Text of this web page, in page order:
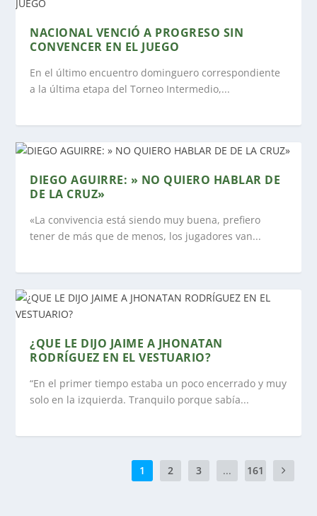
NACIONAL VENCIÓ A PROGRESO SIN
CONVENCER EN EL JUEGO
En el último encuentro dominguero correspondiente
a la última etapa del Torneo Intermedio,...
DIEGO AGUIRRE: » NO QUIERO HABLAR DE
DE LA CRUZ»
«La convivencia está siendo muy buena, prefiero
tener de más que de menos, los jugadores van...
¿QUE LE DIJO JAIME A JHONATAN
RODRÍGUEZ EN EL VESTUARIO?
“En el primer tiempo estaba un poco encerrado y muy
solo en la izquierda. Tranquilo porque sabía...
1 2 3 ... 161